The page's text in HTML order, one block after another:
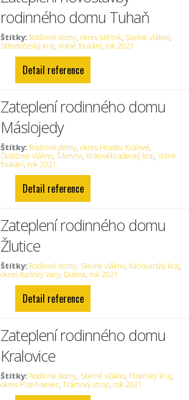
rodinného domu Tuhaň
Štítky: Rodinné domy,okres Mělník, Skelné vlákno,
Středočeský kraj,Volné foukání, rok 2021
Detail reference
Zateplení rodinného domu
Máslojedy
Štítky: Rodinné domy,okres Hradec Králové,
Čedičové vlákno,Šikmina, Královéhradecký kraj,Volné
foukání, rok 2021
Detail reference
Zateplení rodinného domu
Žlutice
Štítky: Rodinné domy, Skelné vlákno, Karlovarský kraj,
okres Karlovy Vary, Dutina, rok 2021
Detail reference
Zateplení rodinného domu
Kralovice
Štítky: Rodinné domy, Skelné vlákno, Plzeňský kraj,
okres Plzeň-sever,Trámový strop, rok 2021